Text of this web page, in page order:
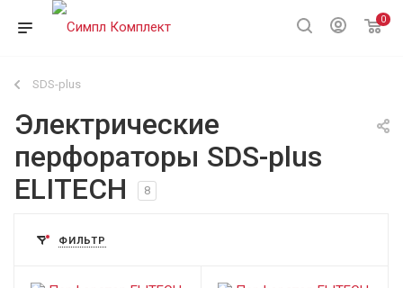
0
SDS-plus
Электрические
перфораторы SDS-plus
ELITECH
8
ФИЛЬТР